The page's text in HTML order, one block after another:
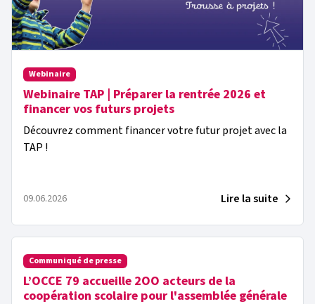
Webinaire
Webinaire TAP | Préparer la rentrée 2026 et
financer vos futurs projets
Découvrez comment financer votre futur projet avec la
TAP !
09.06.2026 Lire la suite
Communiqué de presse
L’OCCE 79 accueille 2OO acteurs de la
coopération scolaire pour l'assemblée générale